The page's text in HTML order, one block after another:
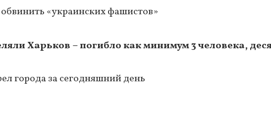
«украинских фашистов»
Харьков – погибло как минимум 3 человека,
города за сегодняшний день